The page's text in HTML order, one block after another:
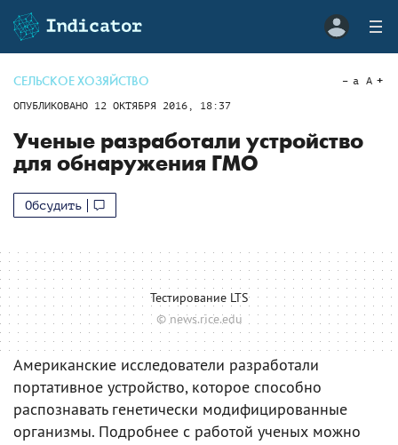
СЕЛЬСКОЕ ХОЗЯЙСТВО
ОПУБЛИКОВАНО 12 ОКТЯБРЯ 2016, 18:37
a A
Ученые разработали устройство
для обнаружения ГМО
Обсудить
Тестирование LTS
© news.rice.edu
Американские исследователи разработали
портативное устройство, которое способно
распознавать генетически модифицированные
организмы. Подробнее с работой ученых можно